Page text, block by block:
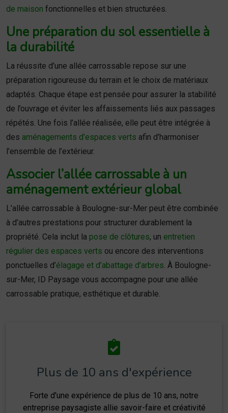
de maison fonctionnelles et bien structurées.
Une préparation du sol essentielle à
la durabilité
La réussite d’une allée carrossable repose sur une
préparation rigoureuse du terrain et le choix de matériaux
adaptés. Chaque étape est pensée pour assurer la stabilité
de l’ouvrage et éviter les affaissements liés aux passages
répétés. Une fois l’allée réalisée, elle peut être intégrée à
des aménagements d’espaces verts afin d’harmoniser
l’ensemble de l’extérieur.
Associer l’allée carrossable à un
aménagement extérieur global
L’allée carrossable à Boulogne-sur-Mer peut être combinée
à d’autres prestations pour structurer durablement la
propriété. Cela inclut la pose de clôtures, un entretien
régulier des espaces verts ou encore des interventions
ponctuelles d’élagage et d’abattage d’arbres. À Boulogne-
sur-Mer, ID Paysage vous accompagne pour une allée
carrossable pratique, esthétique et durable.
Plus de 10 ans d'expérience
Forte d'une expérience de plus de 10 ans, notre
entreprise paysagiste allie savoir-faire et créativité